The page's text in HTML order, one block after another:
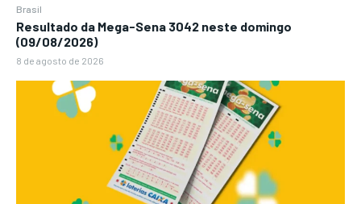
Brasil
Resultado da Mega-Sena 3042 neste domingo
(09/08/2026)
8 de agosto de 2026